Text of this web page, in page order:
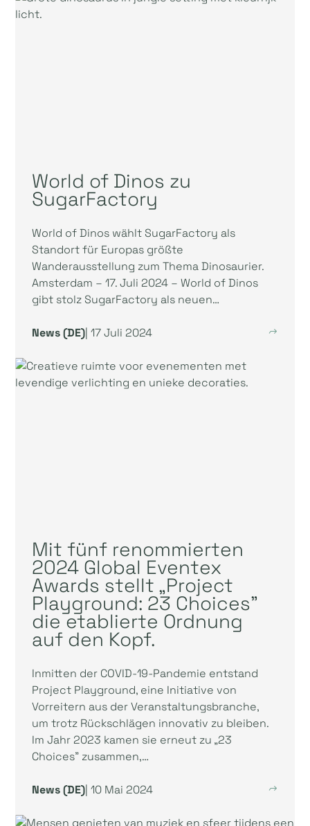
World of Dinos zu
SugarFactory
World of Dinos wählt SugarFactory als
Standort für Europas größte
Wanderausstellung zum Thema Dinosaurier.
Amsterdam – 17. Juli 2024 – World of Dinos
gibt stolz SugarFactory als neuen…
News (DE) | 17 Juli 2024
Mit fünf renommierten
2024 Global Eventex
Awards stellt „Project
Playground: 23 Choices”
die etablierte Ordnung
auf den Kopf.
Inmitten der COVID-19-Pandemie entstand
Project Playground, eine Initiative von
Vorreitern aus der Veranstaltungsbranche,
um trotz Rückschlägen innovativ zu bleiben.
Im Jahr 2023 kamen sie erneut zu „23
Choices” zusammen,…
News (DE) | 10 Mai 2024